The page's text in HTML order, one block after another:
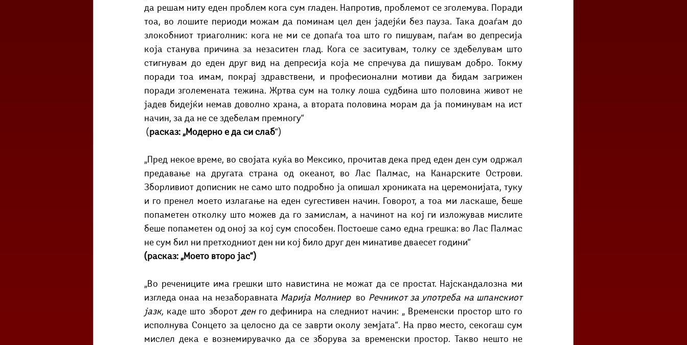
да решам ниту еден проблем кога сум гладен. Напротив, проблемот се зголемува. Поради
тоа, во лошите периоди можам да поминам цел ден јадејќи без пауза. Така доаѓам до
злокобниот триаголник: кога не ми се допаѓа тоа што го пишувам, паѓам во депресија
која станува причина за незаситен глад. Кога се заситувам, толку се здебелувам што
стигнувам до еден друг вид на депресија која ме спречува да пишувам добро. Токму
поради тоа имам, покрај здравствени, и професионални мотиви да бидам загрижен
поради зголемената тежина. Жртва сум на толку лоша судбина што половина живот не
јадев бидејќи немав доволно храна, а втората половина морам да ја поминувам на ист
начин, за да не се здебелам премногу“
(расказ: „Модерно е да си слаб“)
„Пред некое време, во својата куќа во Мексико, прочитав дека пред еден ден сум одржал
предавање на другата страна од океанот, во Лас Палмас, на Канарските Острови.
Зборливиот дописник не само што подробно ја опишал хрониката на церемонијата, туку
и го пренел моето излагање на еден сугестивен начин. Говорот, а тоа ми ласкаше, беше
попаметен отколку што можев да го замислам, а начинот на кој ги изложував мислите
беше попаметен од оној за кој сум способен. Постоеше само една грешка: во Лас Палмас
не сум бил ни претходниот ден ни кој било друг ден минативе дваесет години“
(расказ: „Моето второ јас“)
„Во речениците има грешки што навистина не можат да се простат. Најскандалозна ми
изгледа онаа на незаборавната Марија Молниер во Речникот за употреба на шпанскиот
јазк, каде што зборот ден го дефинира на следниот начин: „ Временски простор што го
исполнува Сонцето за целосно да се заврти околу земјата“. На прво место, секогаш сум
мислел дека е вознемирувачко да се зборува за временски простор. Такво нешто не